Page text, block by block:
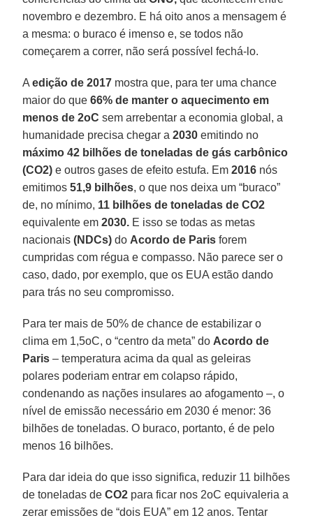
novembro e dezembro. E há oito anos a mensagem é
a mesma: o buraco é imenso e, se todos não
começarem a correr, não será possível fechá-lo.
Aedição de 2017 mostra que, para ter uma chance
maior do que66% de manter o aquecimento em
menos de 2oC sem arrebentar a economia global, a
humanidade precisa chegar a2030 emitindo no
máximo 42 bilhões de toneladas de gás carbônico
(CO2) e outros gases de efeito estufa. Em2016 nós
emitimos51,9 bilhões, o que nos deixa um “buraco”
de, no mínimo, 11 bilhões de toneladas de CO2
equivalente em2030. E isso se todas as metas
nacionais(NDCs) do Acordo de Paris forem
cumpridas com régua e compasso. Não parece ser o
caso, dado, por exemplo, que os EUA estão dando
para trás no seu compromisso.
Para ter mais de 50% de chance de estabilizar o
clima em 1,5oC, o “centro da meta” do Acordo de
Paris – temperatura acima da qual as geleiras
polares poderiam entrar em colapso rápido,
condenando as nações insulares ao afogamento –, o
nível de emissão necessário em 2030 é menor: 36
bilhões de toneladas. O buraco, portanto, é de pelo
menos 16 bilhões.
Para dar ideia do que isso significa, reduzir 11 bilhões
de toneladas deCO2 para ficar nos 2oC equivaleria a
zerar emissões de “dois EUA” em 12 anos. Tentar